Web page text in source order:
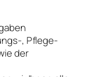
, Pflege-
der